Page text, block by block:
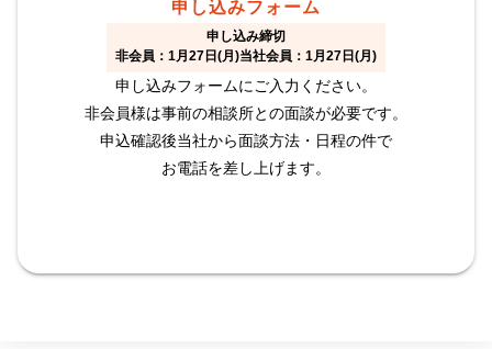
申し込みフォーム
申し込み締切
非会員：1月27日(月)当社会員：1月27日(月)
申し込みフォームにご入力ください。
非会員様は事前の相談所との面談が必要です。
申込確認後当社から面談方法・日程の件で
お電話を差し上げます。